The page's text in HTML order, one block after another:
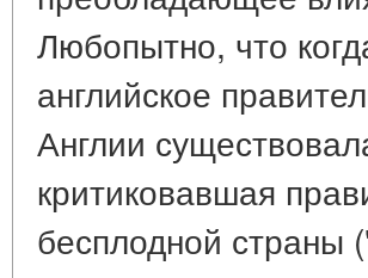
Любопытно, что
английское
Англии
критиковавшая
бесплодной страны